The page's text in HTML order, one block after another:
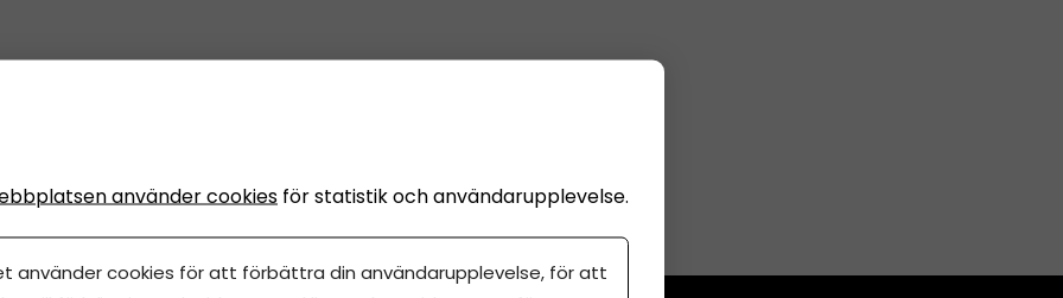
använder cookies för statistik och användarupplevelse.
använder cookies för att förbättra din användarupplevelse, för att